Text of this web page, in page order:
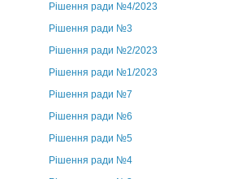
Рішення ради №4/2023
Рішення ради №3
Рішення ради №2/2023
Рішення ради №1/2023
Рішення ради №7
Рішення ради №6
Рішення ради №5
Рішення ради №4